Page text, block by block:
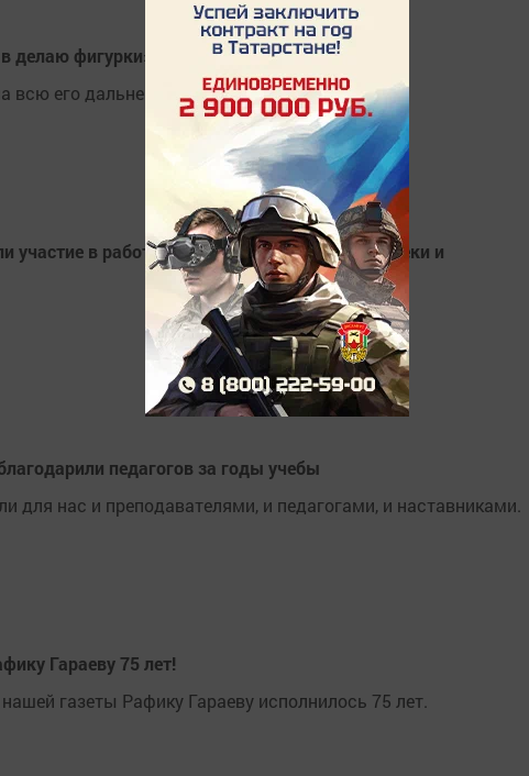
делаю фигурки»
всю его дальнейшую жизнь.
в работе секции для специалистов опеки и
педагогов за годы учебы
нас и преподавателями, и педагогами, и наставниками.
Гараеву 75 лет!
газеты Рафику Гараеву исполнилось 75 лет.